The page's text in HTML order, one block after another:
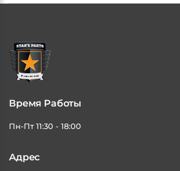
Время Работы
Пн-Пт 11:30 - 18:00
Адрес